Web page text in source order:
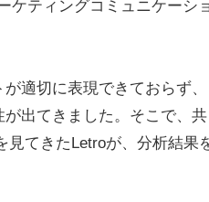
ケティングコミュニケーシ
適切に表現できておらず、
出てきました。そこで、共
見てきたLetroが、分析結果